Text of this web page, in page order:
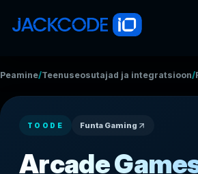
Peamine/Teenuseosutajad ja /
TOODE Funta Gaming
Arcade